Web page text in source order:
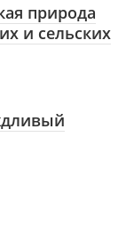
природа
и сельских